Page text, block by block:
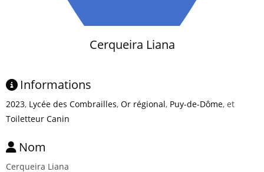
Cerqueira Liana
Informations
2023, Lycée des Combrailles, Or régional, Puy-de-Dôme, et
Toiletteur Canin
Nom
Cerqueira Liana